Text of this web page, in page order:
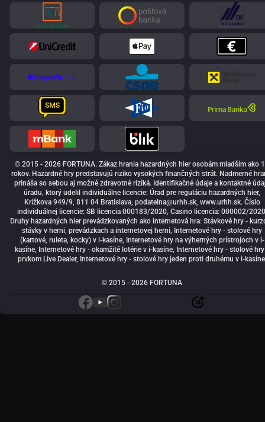
© 2015 - 2026 FORTUNA. Zákaz hrania hazardných hier osobám mladším ako
rokov. Hazardné hry predstavujú riziko vysokých finančných strát. Nadmerné
prináša so sebou aj možné zdravotné riziká. Identifikačné údaje a kontaktné
úradu, ktorý udelil individuálne licencie: Úrad pre reguláciu hazardných hier,
Križkova 949/9, 811 04 Bratislava, podatelna@urhh.sk, www.urhh.sk. Číslo
individuálnej licencie: SB licencia 000183/2020, Casino licencia: 000002/
Druhy hazardných hier prevádzkovaných ako internetová hra: Stávkové hry -
stávky v herni, prevádzkach a internetovej herni, Internetové hry - stolové hry
(kartové, ruleta, kocky) v i-kasíne, Internetové hry na výherných prístrojoch v i-
kasíne, Internetové hry - okamžité lotérie v i-kasíne, Internetové hry - stolové
prvkom Live Dealer, Internetové hry - stolové hry jeden proti druhému v i-
© 2015 - 2026 FORTUNA